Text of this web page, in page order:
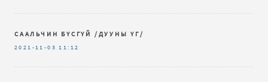
СААЛЬЧИН БҮСГҮЙ /ДУУНЫ ҮГ/
2021-11-03 11:12